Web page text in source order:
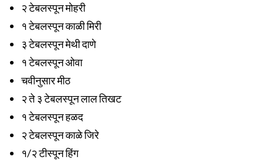
२ टेबलस्पून मोहरी
१ टेबलस्पून काळी मिरी
३ टेबलस्पून मेथी दाणे
१ टेबलस्पून ओवा
चवीनुसार मीठ
२ ते ३ टेबलस्पून लाल तिखट
१ टेबलस्पून हळद
२ टेबलस्पून काळे जिरे
१/२ टीस्पून हिंग